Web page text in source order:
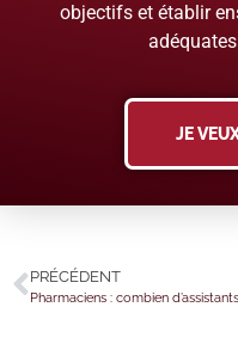
objectifs et établir
JE
PRÉCÉDENT